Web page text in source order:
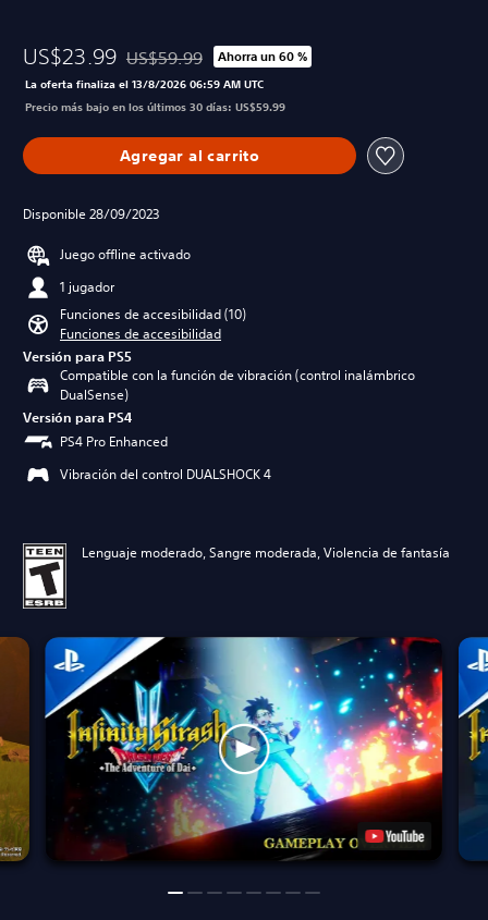
US$23.99 Rebajado del precio original de US$59.99
US$59.99 Ahorra un 60 %
La oferta finaliza el 13/8/2026 06:59 AM UTC
Precio más bajo en los últimos 30 días: US$59.99
Agregar al carrito
Disponible 28/09/2023
Juego offline activado
1 jugador
Funciones de accesibilidad (10)
Funciones de accesibilidad
Versión para PS5
Compatible con la función de vibración (control inalámbrico
DualSense)
Versión para PS4
PS4 Pro Enhanced
Vibración del control DUALSHOCK 4
Lenguaje moderado, Sangre moderada, Violencia de fantasía